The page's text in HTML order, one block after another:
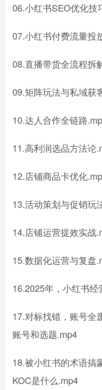
06.小红书SEO优化技
07.小红书付费流量投
08.直播带货全流程拆
09.矩阵玩法与私域获
10.达人合作全链路
11.高利润选品方法论
12.店铺商品卡优化
13.活动策划与促销玩
14.店铺运营提效实战
15.数据化运营与复盘
16.2025年，小红书
17.对标找错，账号全
账号和选题.mp4
18.被小红书的术语搞
KOC是什么.mp4